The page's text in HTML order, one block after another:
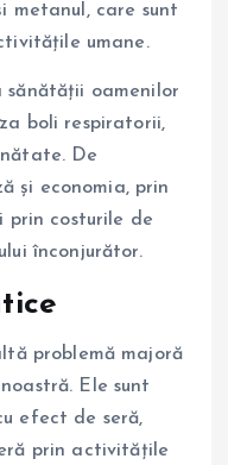
metanul, care sunt
umane.
sănătății oamenilor
boli respiratorii,
De
și economia, prin
costurile de
înconjurător.
problemă majoră
Ele sunt
efect de seră,
prin activitățile